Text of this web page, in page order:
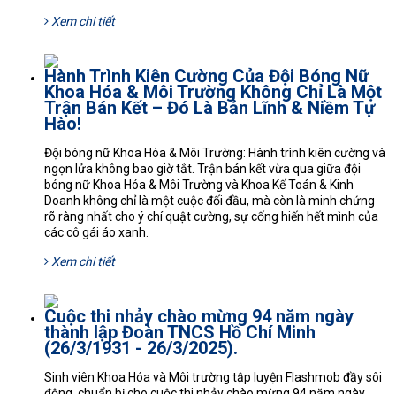
Xem chi tiết
Hành Trình Kiên Cường Của Đội Bóng Nữ
Khoa Hóa & Môi Trường Không Chỉ Là Một
Trận Bán Kết – Đó Là Bản Lĩnh & Niềm Tự
Hào!
Đội bóng nữ Khoa Hóa & Môi Trường: Hành trình kiên cường và
ngọn lửa không bao giờ tắt. Trận bán kết vừa qua giữa đội
bóng nữ Khoa Hóa & Môi Trường và Khoa Kế Toán & Kinh
Doanh không chỉ là một cuộc đối đầu, mà còn là minh chứng
rõ ràng nhất cho ý chí quật cường, sự cống hiến hết mình của
các cô gái áo xanh.
Xem chi tiết
Cuộc thi nhảy chào mừng 94 năm ngày
thành lập Đoàn TNCS Hồ Chí Minh
(26/3/1931 - 26/3/2025).
Sinh viên Khoa Hóa và Môi trường tập luyện Flashmob đầy sôi